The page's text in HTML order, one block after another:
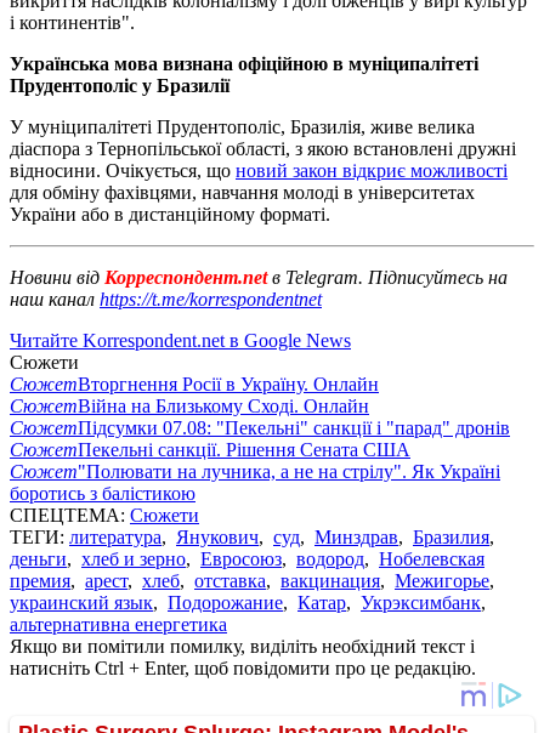
і континентів".
Українська мова визнана офіційною в муніципалітеті
Прудентополіс у Бразилії
У муніципалітеті Прудентополіс, Бразилія, живе велика
діаспора з Тернопільської області, з якою встановлені дружні
відносини. Очікується, що новий закон відкриє можливості
для обміну фахівцями, навчання молоді в університетах
України або в дистанційному форматі.
Новини від Корреспондент.netв Telegram. Підписуйтесь на
наш канал https://t.me/korrespondentnet
Читайте Korrespondent.net в Google News
Сюжети
СюжетВторгнення Росії в Україну. Онлайн
СюжетВійна на Близькому Сході. Онлайн
СюжетПідсумки 07.08: "Пекельні" санкції і "парад" дронів
СюжетПекельні санкції. Рішення Сената США
Сюжет"Полювати на лучника, а не на стрілу". Як Україні
боротись з балістикою
СПЕЦТЕМА: Сюжети
ТЕГИ: литература, Янукович, суд, Минздрав, Бразилия,
деньги, хлеб и зерно, Евросоюз, водород, Нобелевская
премия, арест, хлеб, отставка, вакцинация, Межигорье,
украинский язык, Подорожание, Катар, Укрэксимбанк,
альтернативна енергетика
Якщо ви помітили помилку, виділіть необхідний текст і
натисніть Ctrl + Enter, щоб повідомити про це редакцію.